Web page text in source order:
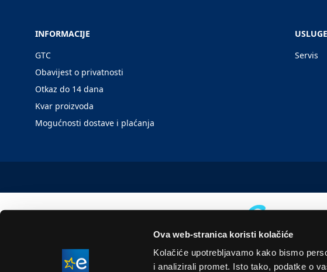
Ova web-stranica koristi kolačiće
Kolačiće upotrebljavamo kako bismo
i analizirali promet. Isto tako, podatke o
INFORMACIJE
GTC
Obavijest o privatnosti
Otkaz do 14 dana
Kvar proizvoda
Mogućnosti dostave i plaćanja
USLUGE
Servis
© 2026. Sva